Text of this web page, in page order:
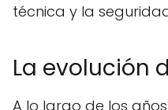
técnica y la
La evolución
A lo largo de los